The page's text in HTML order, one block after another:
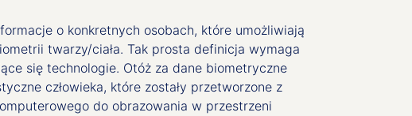
o konkretnych osobach, które umożliwiają
twarzy/ciała. Tak prosta definicja wymaga
się technologie. Otóż za dane biometryczne
człowieka, które zostały przetworzone z
do obrazowania w przestrzeni